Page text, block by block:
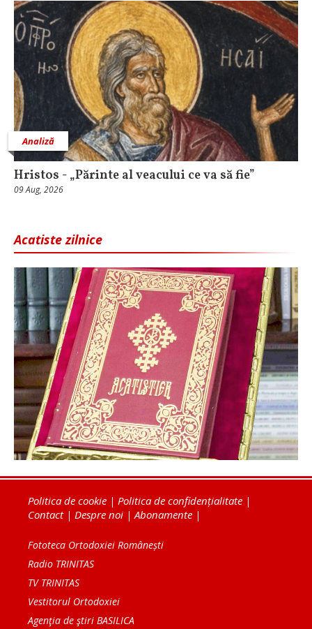
Analiză
Hristos - „Părinte al veacului ce va să fie”
09 Aug, 2026
Acatiste zilnice
Politica de cookie | Politica de confidențialitate |
Contact| Despre noi |Abonamente |
Fototeca Ortodoxiei Românești
Radio TRINITAS
TV TRINITAS
Vestitorul Ortodoxiei
Agenţia de ştiri BASILICA